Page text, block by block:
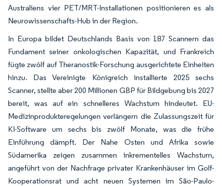
Australiens vier PET/MRT-Installationen positionieren es als
Neurowissenschafts-Hub in der Region.
In Europa bildet Deutschlands Basis von 187 Scannern das
Fundament seiner onkologischen Kapazität, und Frankreich
fügte zwölf auf Theranostik-Forschung ausgerichtete Einheiten
hinzu. Das Vereinigte Königreich installierte 2025 sechs
Scanner, stellte aber 200 Millionen GBP für Bildgebung bis 2027
bereit, was auf ein schnelleres Wachstum hindeutet. EU-
Medizinprodukteregelungen verlängern die Zulassungszeit für
KI-Software um sechs bis zwölf Monate, was die frühe
Einführung dämpft. Der Nahe Osten und Afrika sowie
Südamerika zeigen zusammen inkrementelles Wachstum,
angeführt von der Nachfrage privater Krankenhäuser im Golf-
Kooperationsrat und acht neuen Systemen im São-Paulo-